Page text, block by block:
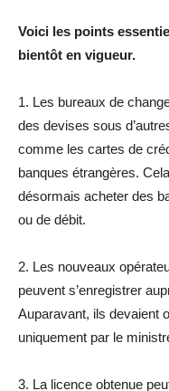
Voici les points
bientôt en vigueur.
1. Les bureaux de
des devises sous
comme les cartes de
banques étrangères.
désormais acheter des
ou de débit.
2. Les nouveaux
peuvent s’enregistrer
Auparavant, ils devaient
uniquement par le
3. La licence obtenue